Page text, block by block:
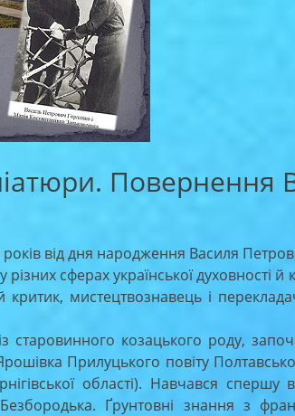
Повернення
від дня народження Василя
сферах української духовності
критик, мистецтвознавець і
козацького роду,
Прилуцького повіту
області). Навчався спершу
Ґрунтовні знання з